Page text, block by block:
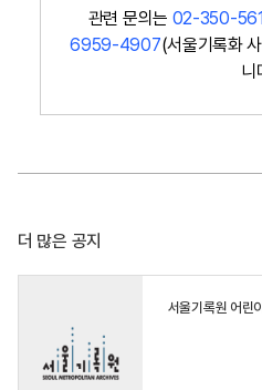
관련 문의는 02-350-
6959-4907(서울기록화
니
더 많은 공지
서울기록원 어린